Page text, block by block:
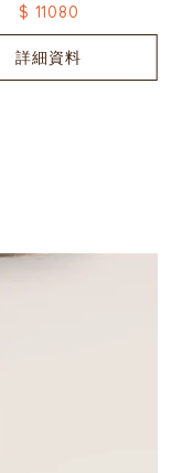
$ 11080
詳細資料